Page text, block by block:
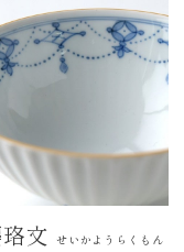
文 せいかようらくもん